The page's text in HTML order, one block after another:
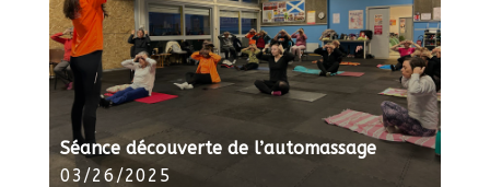
Séance découverte de l’automassage
03/26/2025